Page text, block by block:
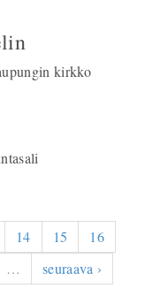
kirkko
14 15
16
…
seuraava ›